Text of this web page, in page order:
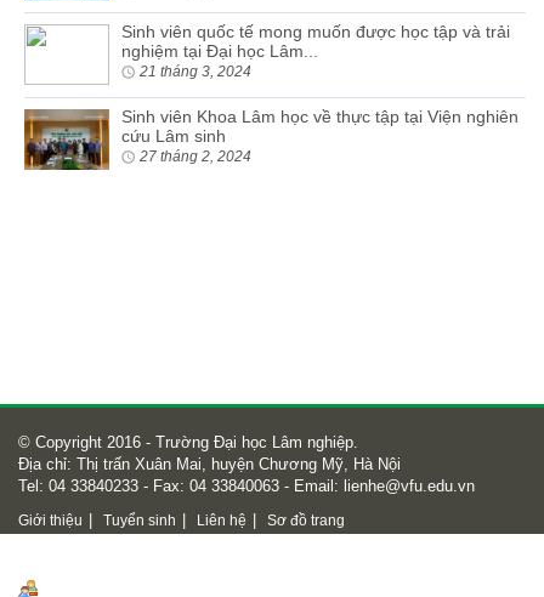
Sinh viên quốc tế mong muốn được học tập và trải
nghiệm tại Đại học Lâm...
21 tháng 3, 2024
Sinh viên Khoa Lâm học về thực tập tại Viện nghiên
cứu Lâm sinh
27 tháng 2, 2024
© Copyright 2016 - Trường Đại học Lâm nghiệp.
Địa chỉ: Thị trấn Xuân Mai, huyện Chương Mỹ, Hà Nội
Tel: 04 33840233 - Fax: 04 33840063 - Email: lienhe@vfu.edu.vn
Giới thiệu Tuyển sinh Liên hệ Sơ đồ trang